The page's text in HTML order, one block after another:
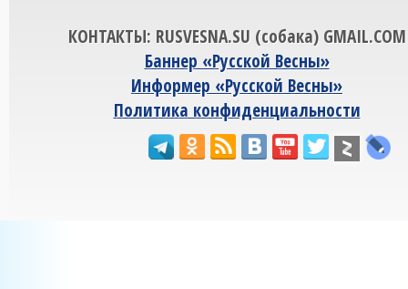
КОНТАКТЫ: RUSVESNA.SU (собака) GMAIL.COM
Баннер «Русской Весны»
Информер «Русской Весны»
Политика конфиденциальности